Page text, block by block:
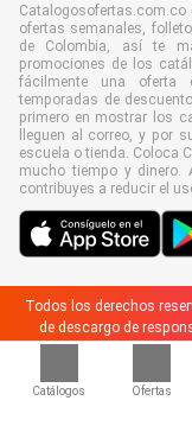
Catálogos Ofertas
ofertas semanales,
de Colombia, así te
promociones de los
fácilmente una oferta
temporadas de
primero en mostrar los
lleguen al correo, y por
escuela o tienda. Coloca
mucho tiempo y dinero.
contribuyes a reducir el
Todos los derechos
de descargo de